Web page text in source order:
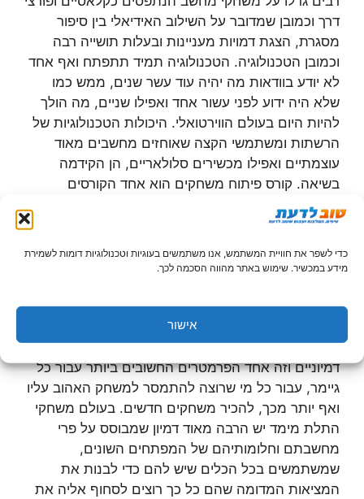
כדי לשפר את חוויית המשתמש, אנו משתמשים בעוגיות וטכנולוגיות דומות לשמירת
מידע במכשיר. שימוש באתר מהווה הסכמה לכך.
אישור
דרך וכמובן שמדובר על השילוב האידיאלי בין סיפור
מסגרת, הצגת דמויות מעניינות ובעלות תושייה רבה
וכמובן הטכנולוגיה. הטכנולוגיה תמיד תתפתח ואף אחד
לא יודע בוודאות מה יהיה עוד עשר שנים, ממש כמו
שלא היה ידוע לפני עשור אחד ואפילו שניים, מה הולך
להיות היום בעולם הווירטואלי. היכולות הטכנולוגיות של
הרשתות ומשתמשי הקצה שאוחזים מחשבים מאוד
עוצמתיים ואפילו מכשירים סלולאריים, הן הקידמה
בשיאה. קורס פיתוח משחקים הוא אחד הקורסים
החשובים והמעניינים ביותר שיכול ללמוד כל מי
שמתעניין בנושא.
דג או רשת
כולם מכירים את המשל של נתינת הדג ושל לימוד הדיג.
התוכנה המובילה בעיצוב תלת מימד של עולמות
דמיוניים וזה אחד הפרמטרים החשובים ביותר עבור כל
גיימר, עבור כל מי שרוצה להתמסר למשחק האהוב עליו
ואף יותר מכך, להכיר משחקים חדשים. בעולם משחקי
התלת מימד יש הרבה מאוד דמיון שמבוסס על פרי
מחשבתם וחלומותיהם של המפתחים השונים,
שמשתמשים בכל הכלים שיש להם כדי לבנות את
המציאות המדומה שהם כל כך רוצים לסחוף אליה את